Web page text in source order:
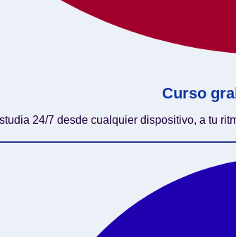
Curso
24/7 desde cualquier dispositivo, a tu